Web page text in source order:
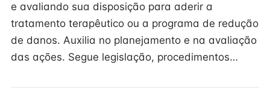
e avaliando sua disposição para aderir a
tratamento terapêutico ou a programa de redução
de danos. Auxilia no planejamento e na avaliação
das ações. Segue legislação, procedimentos…